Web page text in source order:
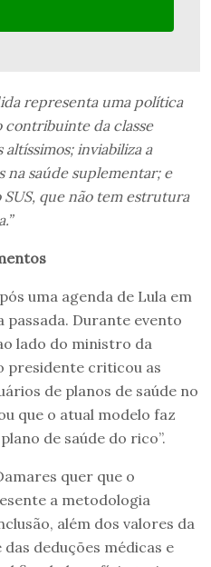
representa uma política
contribuinte da classe
inviabiliza a
na saúde suplementar; e
que não tem estrutura
uma agenda de Lula em
passada. Durante evento
lado do ministro da
presidente criticou as
de planos de saúde no
que o atual modelo faz
de saúde do rico”.
quer que o
a metodologia
além dos valores da
deduções médicas e